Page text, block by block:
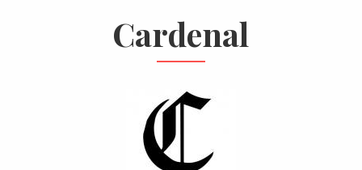
Cardenal